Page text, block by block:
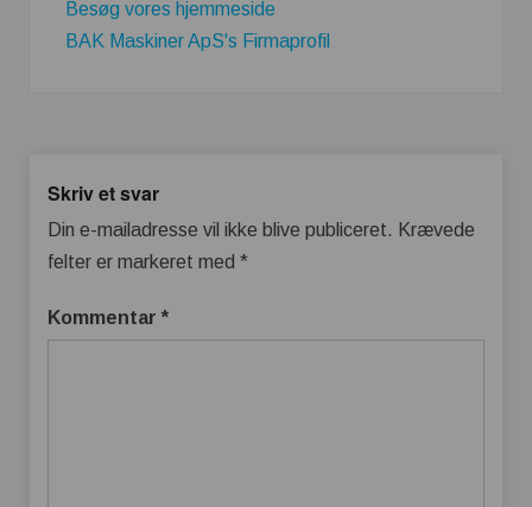
Besøg vores hjemmeside
BAK Maskiner ApS's Firmaprofil
Skriv et svar
Din e-mailadresse vil ikke blive publiceret. Krævede
felter er markeret med *
Kommentar *